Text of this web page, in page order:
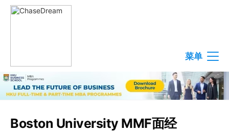
菜单
Boston University MMF面经